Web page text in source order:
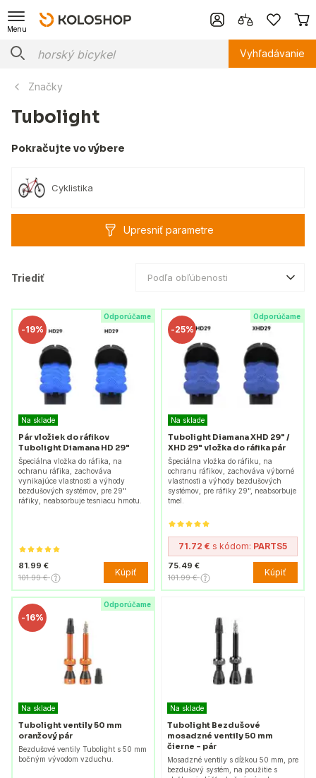
Menu
Vyhľadávanie
Značky
Tubolight
Pokračujte vo výbere
Cyklistika
Upresniť parametre
Triediť Podľa obľúbenosti
Odporúčame
-19%
Na sklade
Pár vložiek do ráfikov
Tubolight Diamana HD 29"
Špeciálna vložka do ráfika, na
ochranu ráfika, zachováva
vynikajúce vlastnosti a výhody
bezdušových systémov, pre 29"
ráfiky, neabsorbuje tesniacu hmotu.
81.99 €
101.99 € Kúpiť
Odporúčame
-25%
Na sklade
Tubolight Diamana XHD 29" /
XHD 29" vložka do ráfika pár
Špeciálna vložka do ráfiku, na
ochranu ráfikov, zachováva výborné
vlastnosti a výhody bezdušových
systémov, pre ráfiky 29", neabsorbuje
tmel.
71.72 € s kódom: PARTS5
75.49 €
101.99 € Kúpiť
Odporúčame
-16%
Na sklade
Tubolight ventily 50 mm
oranžový pár
Bezdušové ventily Tubolight s 50 mm
bočným vývodom vzduchu.
Na sklade
Tubolight Bezdušové
mosadzné ventily 50 mm
čierne - pár
Mosadzné ventily s dĺžkou 50 mm, pre
bezdušový systém, na použitie s